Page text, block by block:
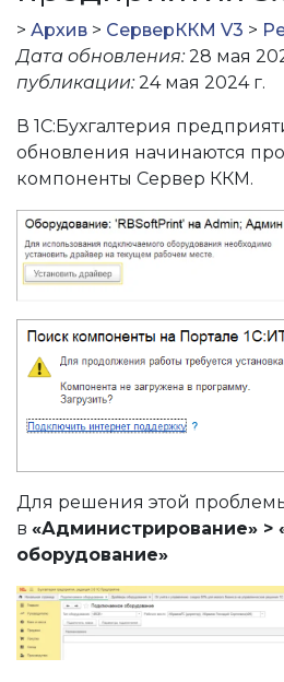
КММ»
старых версиях сервера
> Архив > СерверККМ V3 >
Дата обновления: 28 мая
публикации: 24 мая 2024 г.
В 1С:Бухгалтерия
обновления начинаются
компоненты Сервер ККМ.
Для решения этой
в «Администрирование»
оборудование»